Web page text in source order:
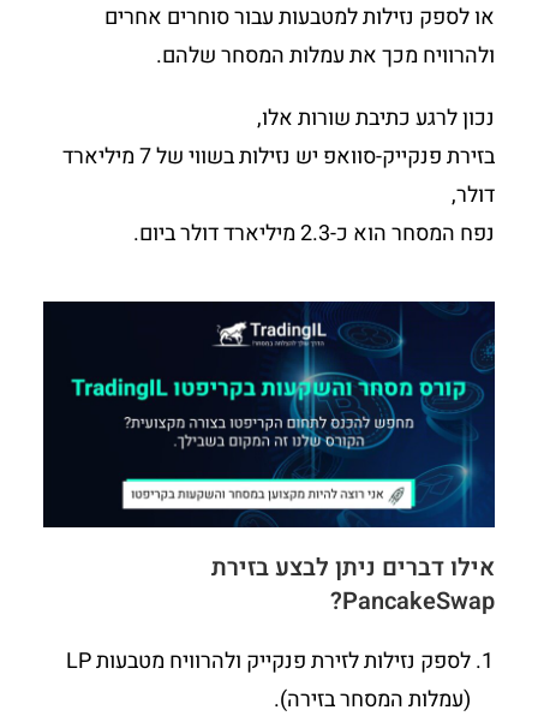
או לספק נזילות למטבעות עבור סוחרים אחרים
ולהרוויח מכך את עמלות המסחר שלהם.
נכון לרגע כתיבת שורות אלו,
בזירת פנקייק-סוואפ יש נזילות בשווי של 7 מיליארד
דולר,
נפח המסחר הוא כ-2.3 מיליארד דולר ביום.
אילו דברים ניתן לבצע בזירת
PancakeSwap?
לספק נזילות לזירת פנקייק ולהרוויח מטבעות LP
(עמלות המסחר בזירה).